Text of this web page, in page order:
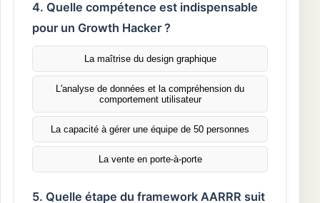
4. Quelle compétence est indispensable
pour un Growth Hacker ?
La maîtrise du design graphique
L'analyse de données et la compréhension du
comportement utilisateur
La capacité à gérer une équipe de 50 personnes
La vente en porte-à-porte
5. Quelle étape du framework AARRR suit